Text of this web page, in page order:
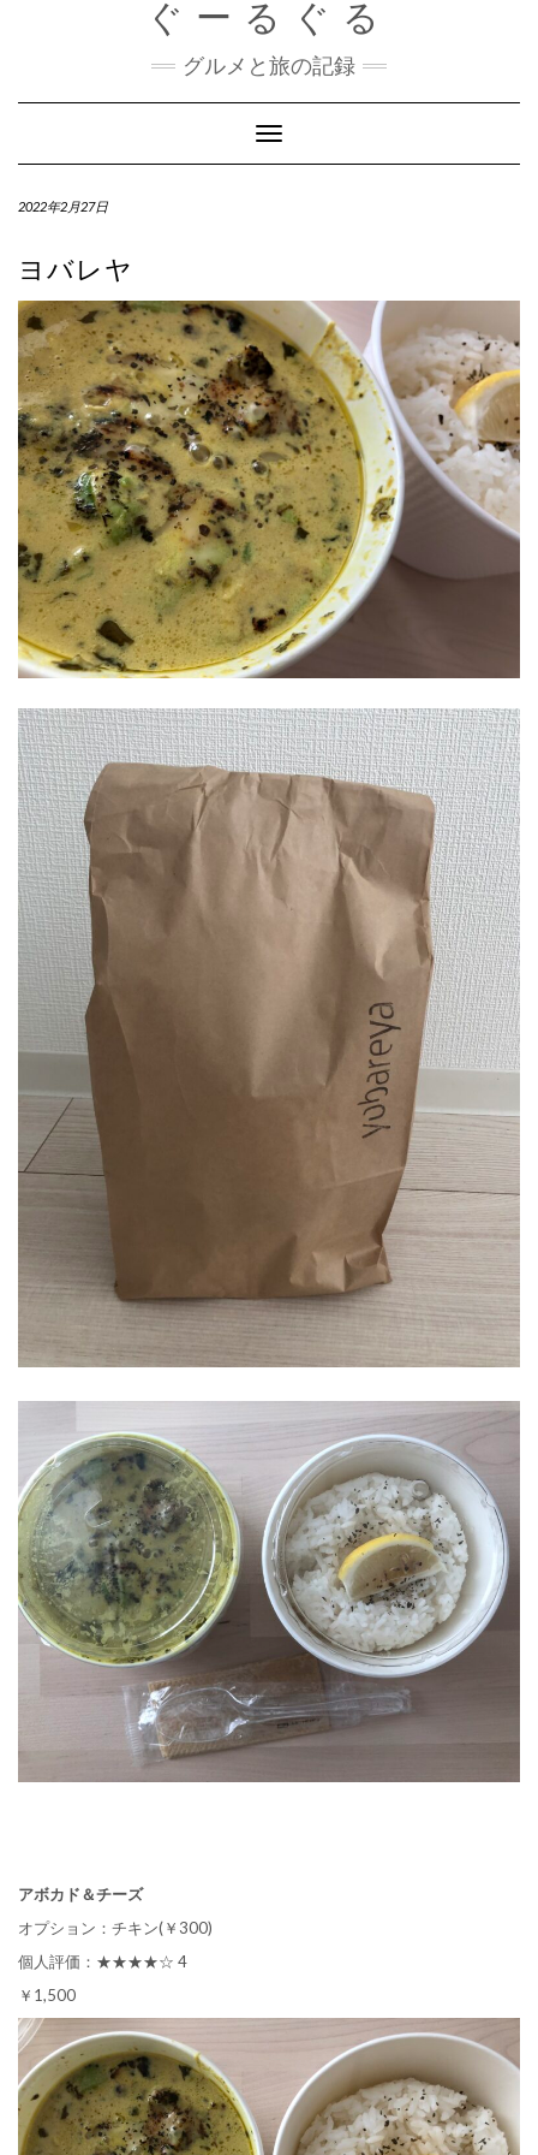
ぐーるぐる
グルメと旅の記録
Toggle
Navigation
2022年2月27日
ヨバレヤ
アボカド＆チーズ
オプション：チキン(￥300)
個人評価：★★★★☆ 4
￥1,500